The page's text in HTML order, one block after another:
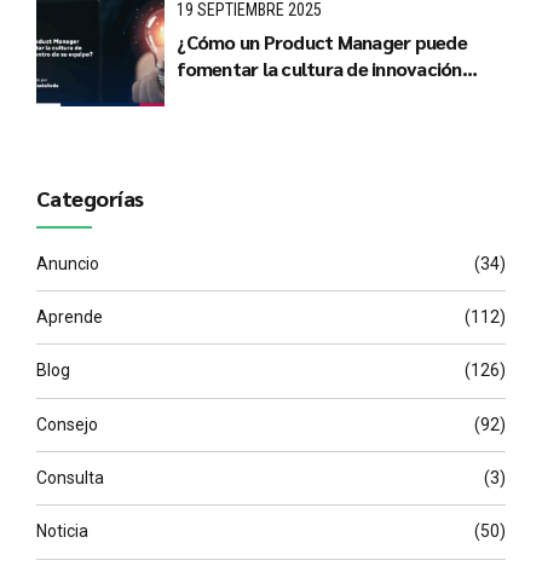
19 SEPTIEMBRE 2025
¿Cómo un Product Manager puede
fomentar la cultura de innovación
Categorías
Anuncio (34)
Aprende (112)
Blog (126)
Consejo (92)
Consulta (3)
Noticia (50)